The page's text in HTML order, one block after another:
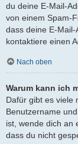
du deine E-Mail-
von einem Spam-
dass deine E-
kontaktiere einen
Nach oben
Warum kann ich
Dafür gibt es viele
Benutzername
ist, wende dich an
dass du nicht